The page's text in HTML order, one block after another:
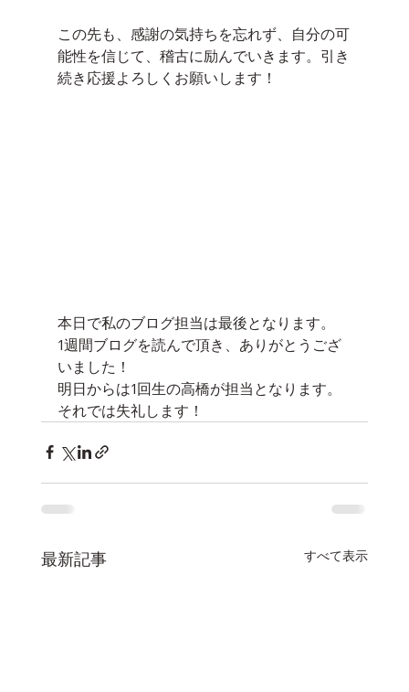
この先も、感謝の気持ちを忘れず、自分の可
能性を信じて、稽古に励んでいきます。引き
続き応援よろしくお願いします！
本日で私のブログ担当は最後となります。
1週間ブログを読んで頂き、ありがとうござ
いました！
明日からは1回生の高橋が担当となります。
それでは失礼します！
最新記事 すべて表示